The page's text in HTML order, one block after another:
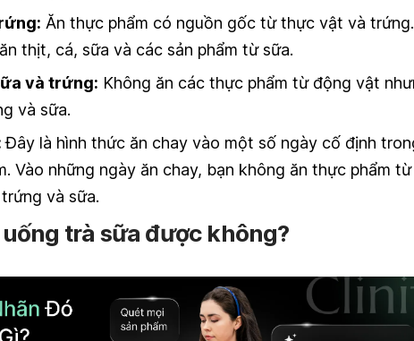
Ăn thực phẩm có nguồn gốc từ thực vật và
thịt, cá, sữa và các sản phẩm từ sữa.
và trứng: Không ăn các thực phẩm từ động vật
và sữa.
Đây là hình thức ăn chay vào một số ngày cố định
Vào những ngày ăn chay, bạn không ăn thực phẩm
và sữa.
uống trà sữa được không?